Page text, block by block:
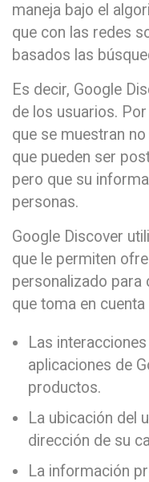
maneja bajo el
que con las redes
basados las
Es decir, Google
de los usuarios.
que se muestran
que pueden ser
pero que su
personas.
Google Discover
que le permiten
personalizado para
que toma en
Las
aplicaciones de
productos.
La ubicación del
dirección de su
La información